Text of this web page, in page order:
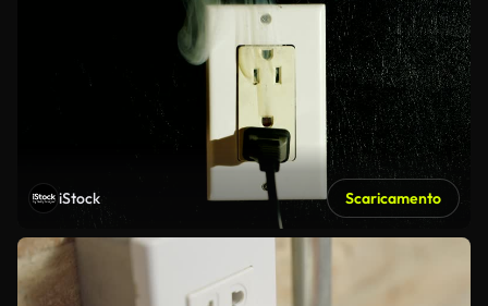
iStock Scaricamento